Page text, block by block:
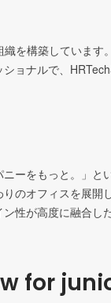
を構築しています
ョナルで、
ーをもっと。」と
のオフィスを展開
性が高度に融合し
for